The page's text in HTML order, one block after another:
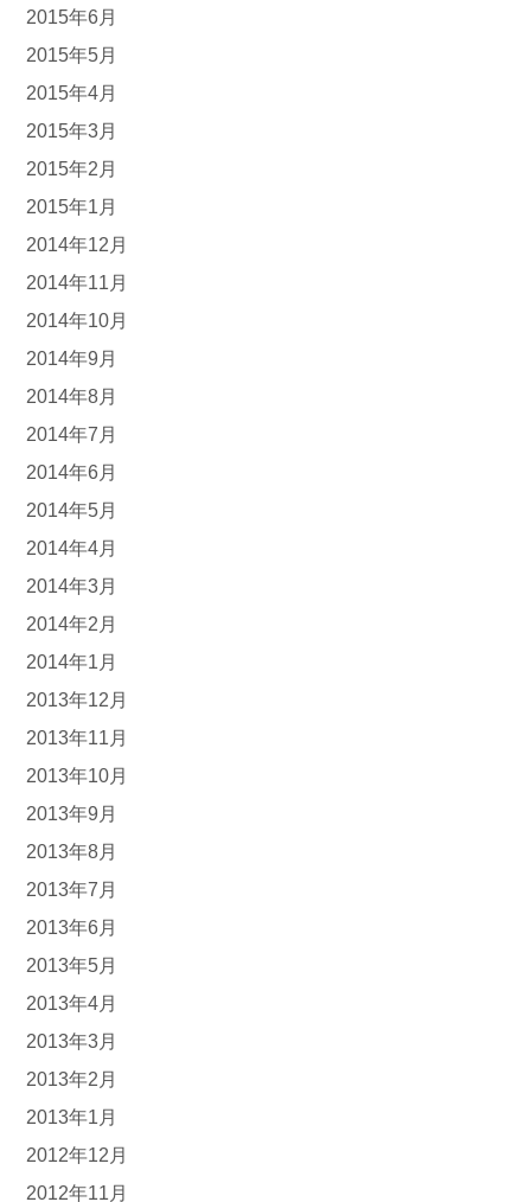
2015年6月
2015年5月
2015年4月
2015年3月
2015年2月
2015年1月
2014年12月
2014年11月
2014年10月
2014年9月
2014年8月
2014年7月
2014年6月
2014年5月
2014年4月
2014年3月
2014年2月
2014年1月
2013年12月
2013年11月
2013年10月
2013年9月
2013年8月
2013年7月
2013年6月
2013年5月
2013年4月
2013年3月
2013年2月
2013年1月
2012年12月
2012年11月